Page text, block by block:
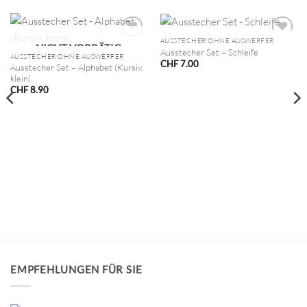
NICHT VORRÄTIG
AUSSTECHER OHNE AUSWERFER
Ausstecher Set – Alphabet (Kursiv,
klein)
CHF8.90
AUSSTECHER OHNE AUSWERFER
Ausstecher Set – Schleife
CHF7.00
EMPFEHLUNGEN FÜR SIE